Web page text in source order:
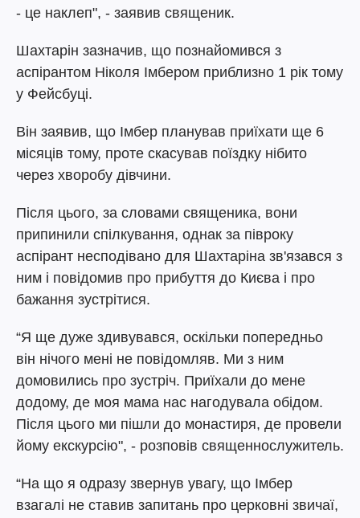
- це наклеп", - заявив священик.
Шахтарін зазначив, що познайомився з
аспірантом Ніколя Імбером приблизно 1 рік тому
у Фейсбуці.
Він заявив, що Імбер планував приїхати ще 6
місяців тому, проте скасував поїздку нібито
через хворобу дівчини.
Після цього, за словами священика, вони
припинили спілкування, однак за півроку
аспірант несподівано для Шахтаріна зв'язався з
ним і повідомив про прибуття до Києва і про
бажання зустрітися.
“Я ще дуже здивувався, оскільки попередньо
він нічого мені не повідомляв. Ми з ним
домовились про зустріч. Приїхали до мене
додому, де моя мама нас нагодувала обідом.
Після цього ми пішли до монастиря, де провели
йому екскурсію", - розповів священнослужитель.
“На що я одразу звернув увагу, що Імбер
взагалі не ставив запитань про церковні звичаї,